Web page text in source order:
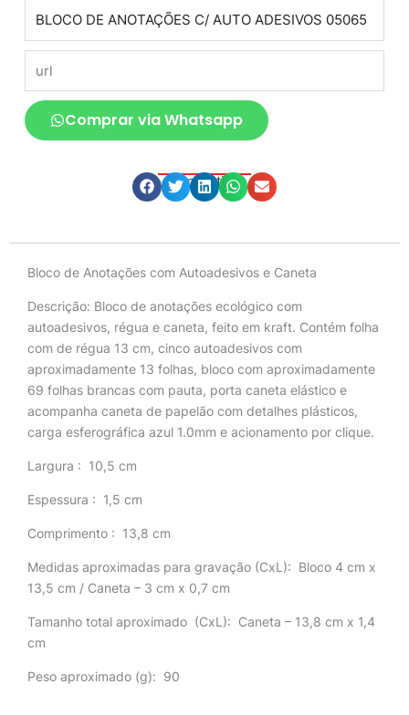
Comprar via Whatsapp
Compartilhe
Bloco de Anotações com Autoadesivos e Caneta
Descrição: Bloco de anotações ecológico com
autoadesivos, régua e caneta, feito em kraft. Contém folha
com de régua 13 cm, cinco autoadesivos com
aproximadamente 13 folhas, bloco com aproximadamente
69 folhas brancas com pauta, porta caneta elástico e
acompanha caneta de papelão com detalhes plásticos,
carga esferográfica azul 1.0mm e acionamento por clique.
Largura : 10,5 cm
Espessura : 1,5 cm
Comprimento : 13,8 cm
Medidas aproximadas para gravação (CxL): Bloco 4 cm x
13,5 cm / Caneta – 3 cm x 0,7 cm
Tamanho total aproximado (CxL): Caneta – 13,8 cm x 1,4
cm
Peso aproximado (g): 90